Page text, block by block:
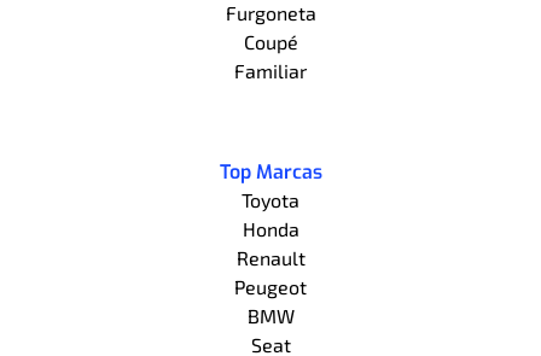
Furgoneta
Coupé
Familiar
Top Marcas
Toyota
Honda
Renault
Peugeot
BMW
Seat